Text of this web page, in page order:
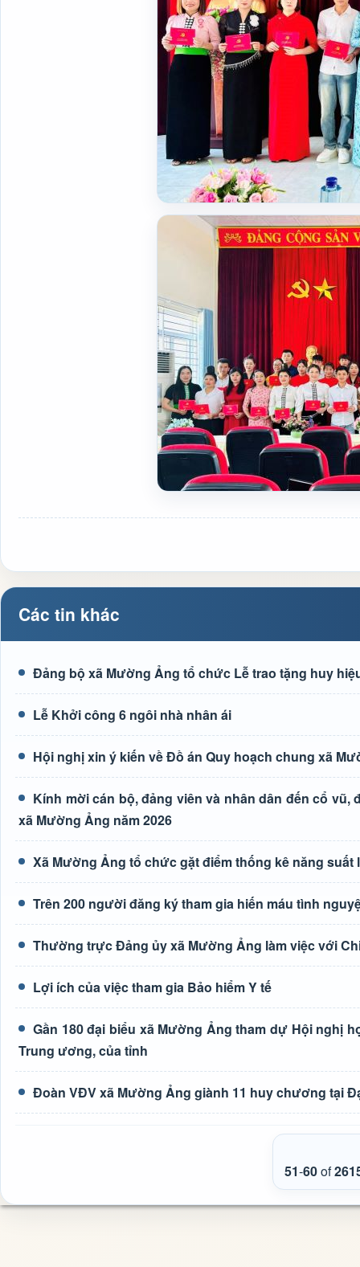
Các tin khác
Đảng bộ xã Mường Ảng tổ chức Lễ trao tặng huy
Lễ Khởi công 6 ngôi nhà nhân ái
Hội nghị xin ý kiến về Đồ án Quy hoạch chung xã
Kính mời cán bộ, đảng viên và nhân dân đến cổ
xã Mường Ảng năm 2026
Xã Mường Ảng tổ chức gặt điểm thống kê năng suất
Trên 200 người đăng ký tham gia hiến máu tình
Thường trực Đảng ủy xã Mường Ảng làm việc với
Lợi ích của việc tham gia Bảo hiểm Y tế
Gần 180 đại biểu xã Mường Ảng tham dự Hội nghị
Trung ương, của tỉnh
Đoàn VĐV xã Mường Ảng giành 11 huy chương tại
51-60of